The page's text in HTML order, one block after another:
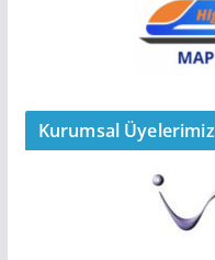
Kurumsal Üyelerimiz